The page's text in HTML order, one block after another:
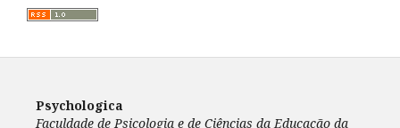
Psychologica
Faculdade de Psicologia e de Ciências da Educação da